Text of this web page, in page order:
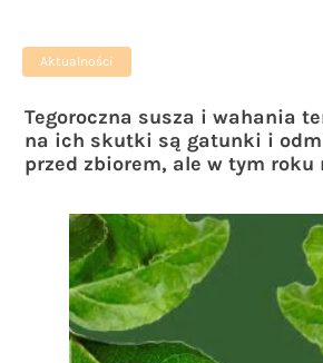
Aktualności
Tegoroczna susza i wahania
na ich skutki są gatunki i
przed zbiorem, ale w tym